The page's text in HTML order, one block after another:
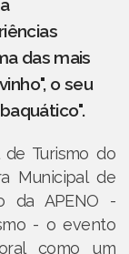
das mais
o seu
Turismo do
Municipal de
da APENO -
- o evento
como um